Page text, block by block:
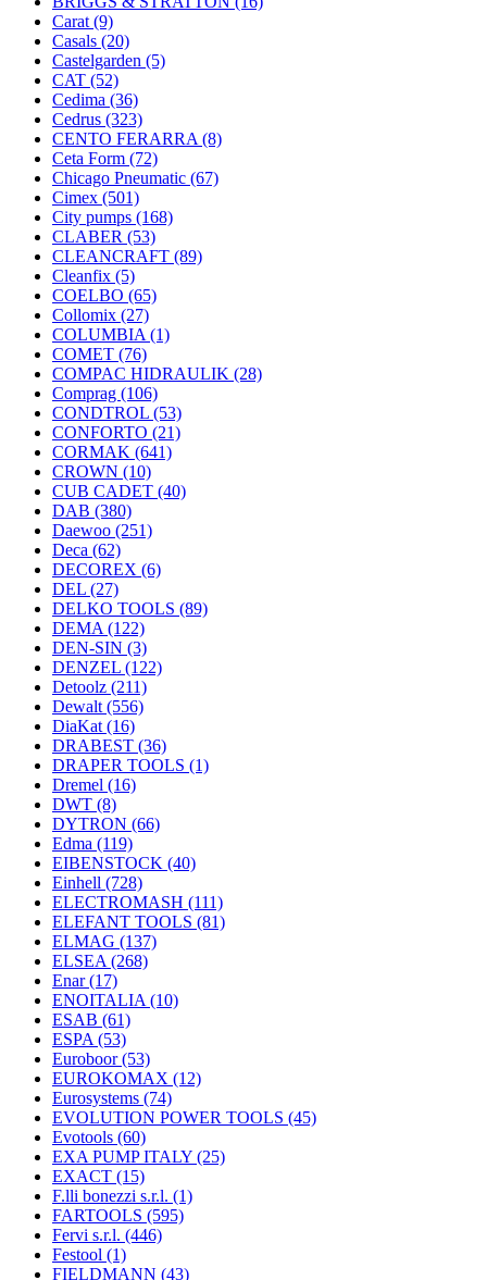
Carat (9)
Casals (20)
Castelgarden (5)
CAT (52)
Cedima (36)
Cedrus (323)
CENTO FERARRA (8)
Ceta Form (72)
Chicago Pneumatic (67)
Cimex (501)
City pumps (168)
CLABER (53)
CLEANCRAFT (89)
Cleanfix (5)
COELBO (65)
Collomix (27)
COLUMBIA (1)
COMET (76)
COMPAC HIDRAULIK (28)
Comprag (106)
CONDTROL (53)
CONFORTO (21)
CORMAK (641)
CROWN (10)
CUB CADET (40)
DAB (380)
Daewoo (251)
Deca (62)
DECOREX (6)
DEL (27)
DELKO TOOLS (89)
DEMA (122)
DEN-SIN (3)
DENZEL (122)
Detoolz (211)
Dewalt (556)
DiaKat (16)
DRABEST (36)
DRAPER TOOLS (1)
Dremel (16)
DWT (8)
DYTRON (66)
Edma (119)
EIBENSTOCK (40)
Einhell (728)
ELECTROMASH (111)
ELEFANT TOOLS (81)
ELMAG (137)
ELSEA (268)
Enar(17)
ENOITALIA (10)
ESAB (61)
ESPA (53)
Euroboor(53)
EUROKOMAX (12)
Eurosystems (74)
EVOLUTION POWER TOOLS (45)
Evotools (60)
EXA PUMP ITALY (25)
EXACT (15)
F.lli bonezzi s.r.l. (1)
FARTOOLS (595)
Fervi s.r.l. (446)
Festool (1)
FIELDMANN (43)